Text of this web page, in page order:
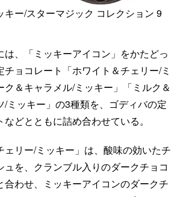
キー/スターマジック コレクション 9
は、「ミッキーアイコン」をかたどっ
チョコレート「ホワイト＆チェリー/ミ
ク＆キャラメル/ミッキー」「ミルク＆
/ミッキー」の3種類を、ゴディバの定
どとともに詰め合わせている。
ェリー/ミッキー」は、酸味の効いたチ
ュを、クランブル入りのダークチョコ
合わせ、ミッキーアイコンのダークチ